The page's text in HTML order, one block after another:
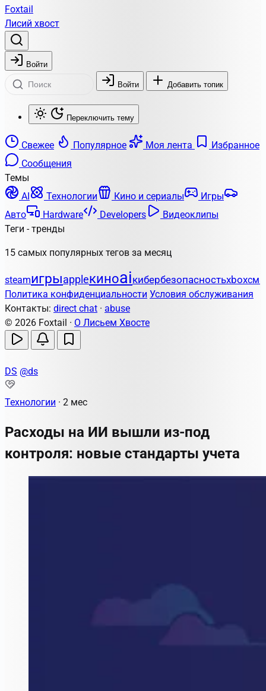
Foxtail
Лисий хвост
Войти
Войти Добавить топик
Переключить тему
Свежее Популярное Моя лента
Избранное
Сообщения
Темы
AI
Технологии Кино и сериалы
Игры
Авто
Hardware Developers
Видеоклипы
Теги - тренды
15 самых популярных тегов за месяц
steamигрыappleкиноaiкибербезопасностьxbox
Политика конфиденциальности Условия обслуживания
Контакты: direct chat · abuse
© 2026 Foxtail · О Лисьем Хвосте
DS @ds
Технологии · 2 мес
Расходы на ИИ вышли из-под
контроля: новые стандарты учета